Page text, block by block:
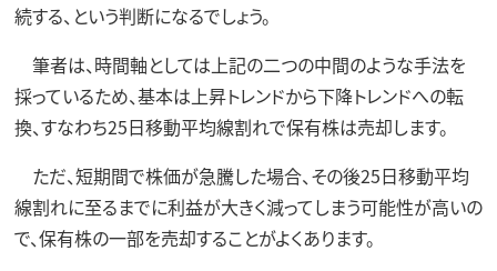
続する、という判断になるでしょう。
筆者は、時間軸としては上記の二つの中間のような手法を
採っているため、基本は上昇トレンドから下降トレンドへの転
換、すなわち25日移動平均線割れで保有株は売却します。
ただ、短期間で株価が急騰した場合、その後25日移動平均
線割れに至るまでに利益が大きく減ってしまう可能性が高いの
で、保有株の一部を売却することがよくあります。